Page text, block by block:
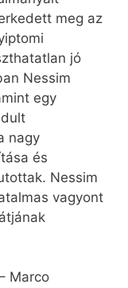
meg az
jó
Nessim
egy
nagy
és
Nessim
vagyont
Marco